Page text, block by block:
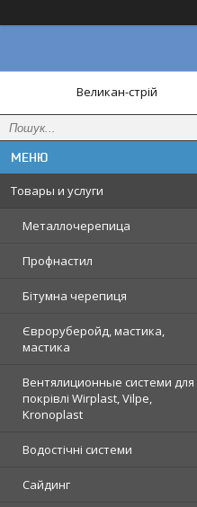
Великан-стрій
Товары и услуги
Металлочерепица
Профнастил
Бітумна черепиця
Євроруберойд, мастика,
мастика
Вентялиционные системи для
покрівлі Wirplast, Vilpe,
Kronoplast
Водостічні системи
Сайдинг